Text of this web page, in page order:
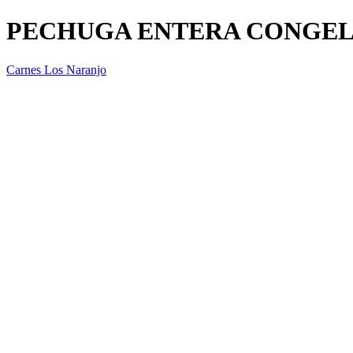
PECHUGA ENTERA
Carnes Los Naranjo